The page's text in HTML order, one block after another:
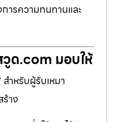
ารความทนทานและ
ด.com มอบให้
ำหรับผู้รับเหมา
าง